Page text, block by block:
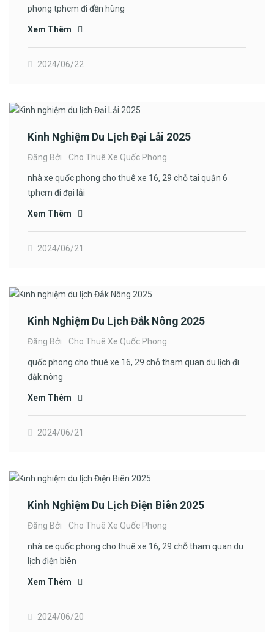
phong tphcm đi đền hùng
Xem Thêm
2024/06/22
Kinh Nghiệm Du Lịch Đại Lải 2025
Đăng Bởi Cho Thuê Xe Quốc Phong
nhà xe quốc phong cho thuê xe 16, 29 chỗ tai quận 6
tphcm đi đại lải
Xem Thêm
2024/06/21
Kinh Nghiệm Du Lịch Đắk Nông 2025
Đăng Bởi Cho Thuê Xe Quốc Phong
quốc phong cho thuê xe 16, 29 chỗ tham quan du lịch đi
đắk nông
Xem Thêm
2024/06/21
Kinh Nghiệm Du Lịch Điện Biên 2025
Đăng Bởi Cho Thuê Xe Quốc Phong
nhà xe quốc phong cho thuê xe 16, 29 chỗ tham quan du
lịch điện biên
Xem Thêm
2024/06/20